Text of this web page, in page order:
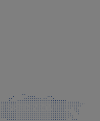
SPEDIZIONI